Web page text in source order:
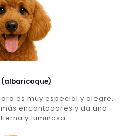
es muy especial y alegre.
encantadores y da una
y luminosa.